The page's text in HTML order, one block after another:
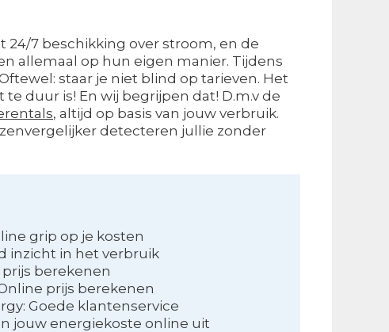
24/7 beschikking over stroom, en de
allemaal op hun eigen manier. Tijdens
staar je niet blind op tarieven. Het
duur is! En wij begrijpen dat! D.m.v de
, altijd op basis van jouw verbruik.
detecteren jullie zonder
grip op je kosten
inzicht in het verbruik
prijs berekenen
prijs berekenen
Goede klantenservice
jouw energiekoste online uit